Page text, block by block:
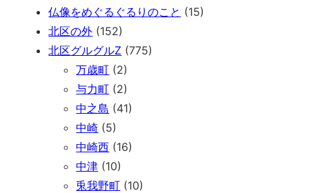
仏像をめぐるぐるりのこと (15)
北区の外 (152)
北区グルグルZ (775)
万歳町 (2)
与力町 (2)
中之島 (41)
中崎 (5)
中崎西 (16)
中津 (10)
兎我野町 (10)